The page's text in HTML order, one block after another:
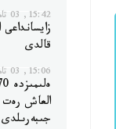
15:42, 03 تامىز 2026
قالدى
15:06, 03 تامىز 2026
العاش رەت
جىبەرىلدى